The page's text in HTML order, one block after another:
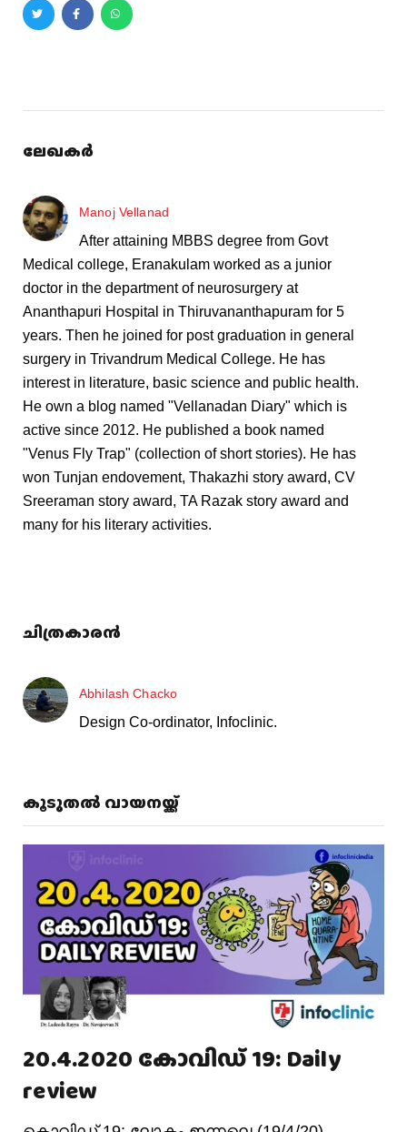
ലേഖകർ
Manoj Vellanad
After attaining MBBS degree from Govt
Medical college, Eranakulam worked as a junior
doctor in the department of neurosurgery at
Ananthapuri Hospital in Thiruvananthapuram for 5
years. Then he joined for post graduation in general
surgery in Trivandrum Medical College. He has
interest in literature, basic science and public health.
He own a blog named "Vellanadan Diary" which is
active since 2012. He published a book named
"Venus Fly Trap" (collection of short stories). He has
won Tunjan endovement, Thakazhi story award, CV
Sreeraman story award, TA Razak story award and
many for his literary activities.
ചിത്രകാരൻ
Abhilash Chacko
Design Co-ordinator, Infoclinic.
കൂടുതൽ വായനയ്ക്ക്
20.4.2020 കോവിഡ് 19: Daily
review